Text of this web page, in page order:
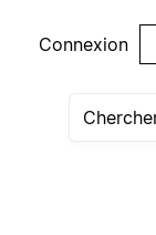
Connexion